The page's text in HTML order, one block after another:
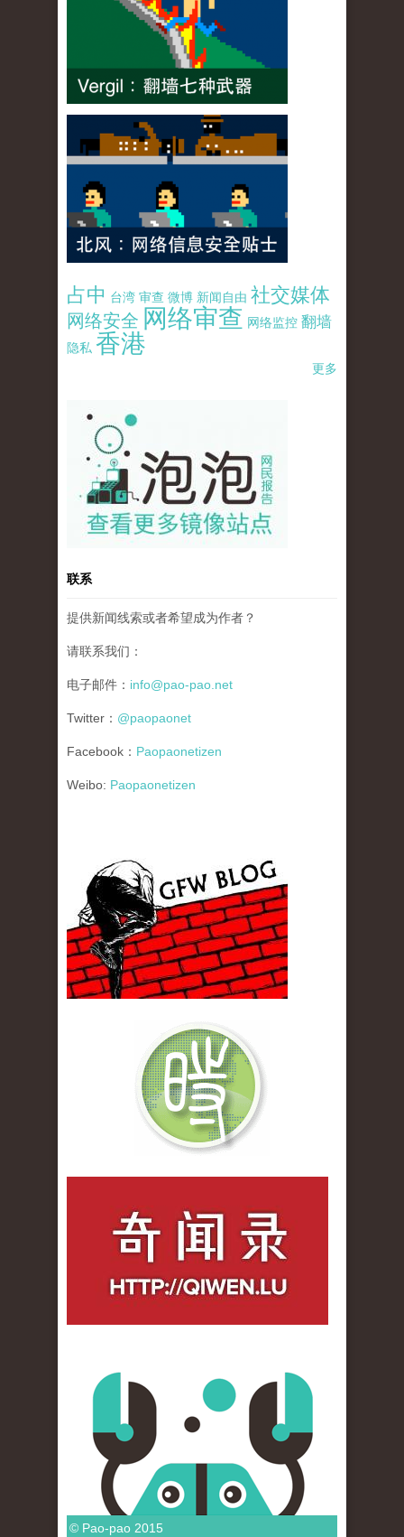
占中 台湾 审查 微博 新闻自由 社交媒体
网络安全 网络审查 网络监控 翻墙
隐私 香港
更多
pao-pao-banner-mirror-site-120814.jpg
联系
提供新闻线索或者希望成为作者？
请联系我们：
电子邮件： info@pao-pao.net
Twitter： @paopaonet
Facebook： Paopaonetizen
Weibo: Paopaonetizen
gfw_blog_small.jpg
© Pao-pao 2015